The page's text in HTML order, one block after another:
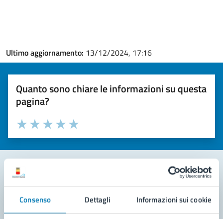
Consenso Dettagli Informazioni sui cookie
Ultimo aggiornamento: 13/12/2024, 17:16
Quanto sono chiare le informazioni su questa
pagina?
Valuta la chiarezza delle informazioni (da 1 a 5 stelle)
Seleziona il numero di stelle per valutare la chiarezza delle
Valuta 5 stelle su 5
Valuta 4 stelle su 5
Valuta 3 stelle su 5
Valuta 2 stelle su 5
Valuta 1 stelle su 5
Leggi le domande frequenti